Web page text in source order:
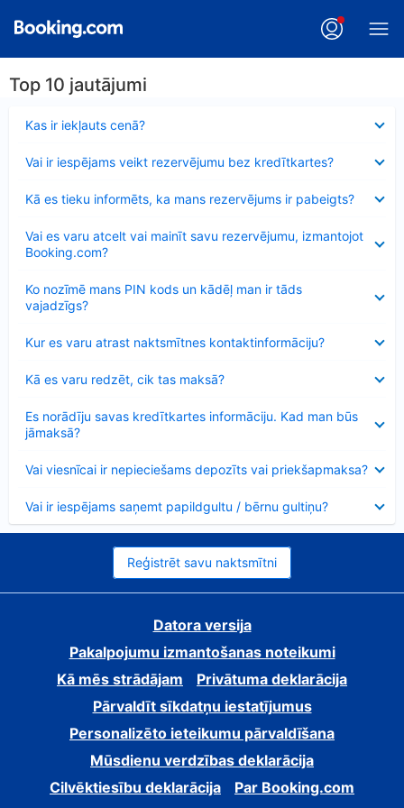
Top 10 jautājumi
Kas ir iekļauts cenā?
Vai ir iespējams veikt rezervējumu bez kredītkartes?
Kā es tieku informēts, ka mans rezervējums ir pabeigts?
Vai es varu atcelt vai mainīt savu rezervējumu, izmantojot
Booking.com?
Ko nozīmē mans PIN kods un kādēļ man ir tāds
vajadzīgs?
Kur es varu atrast naktsmītnes kontaktinformāciju?
Kā es varu redzēt, cik tas maksā?
Es norādīju savas kredītkartes informāciju. Kad man būs
jāmaksā?
Vai viesnīcai ir nepieciešams depozīts vai priekšapmaksa?
Vai ir iespējams saņemt papildgultu / bērnu gultiņu?
Reģistrēt savu naktsmītni
Datora versija
Pakalpojumu izmantošanas noteikumi
Kā mēs strādājam
Privātuma deklarācija
Pārvaldīt sīkdatņu iestatījumus
Personalizēto ieteikumu pārvaldīšana
Mūsdienu verdzības deklarācija
Cilvēktiesību deklarācija
Par Booking.com